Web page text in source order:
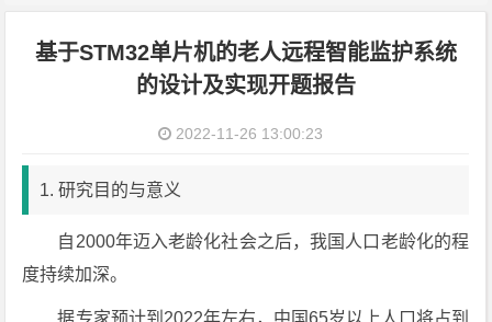
基于STM32单片机的老人远程智能监护系统
的设计及实现开题报告
2022-11-26 13:00:23
1. 研究目的与意义
自2000年迈入老龄化社会之后，我国人口老龄化的程
度持续加深。
据专家预计到2022年左右，中国65岁以上人口将占到